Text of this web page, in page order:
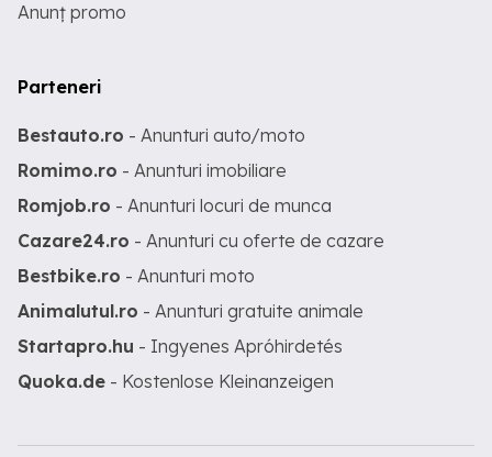
Anunț promo
Parteneri
Bestauto.ro - Anunturi auto/moto
Romimo.ro - Anunturi imobiliare
Romjob.ro - Anunturi locuri de munca
Cazare24.ro - Anunturi cu oferte de cazare
Bestbike.ro - Anunturi moto
Animalutul.ro - Anunturi gratuite animale
Startapro.hu - Ingyenes Apróhirdetés
Quoka.de - Kostenlose Kleinanzeigen